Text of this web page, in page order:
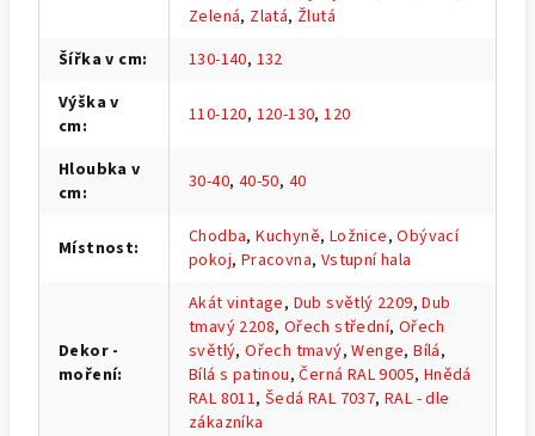
Zelená, Zlatá, Žlutá
Šířka v cm: 130-140, 132
Výška v
cm: 110-120, 120-130,120
Hloubka v
cm: 30-40, 40-50, 40
Místnost: Chodba,Kuchyně, Ložnice,Obývací
pokoj, Pracovna, Vstupní hala
Dekor -
moření:
Akát vintage, Dub světlý 2209,Dub
tmavý 2208, Ořech střední, Ořech
světlý,Ořech tmavý,Wenge,Bílá,
Bílá s patinou,Černá RAL 9005, Hnědá
RAL 8011,Šedá RAL 7037,RAL - dle
zákazníka